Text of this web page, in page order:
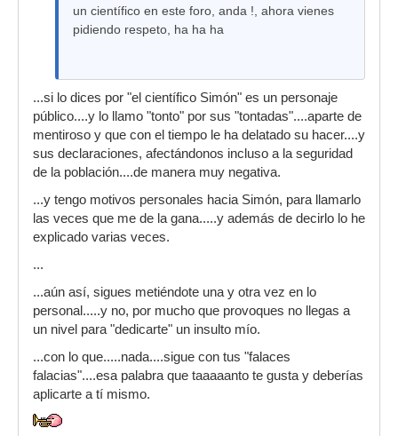
un científico en este foro, anda !, ahora vienes
pidiendo respeto, ha ha ha
...si lo dices por "el científico Simón" es un personaje
público....y lo llamo "tonto" por sus "tontadas"....aparte de
mentiroso y que con el tiempo le ha delatado su hacer....y
sus declaraciones, afectándonos incluso a la seguridad
de la población....de manera muy negativa.
...y tengo motivos personales hacia Simón, para llamarlo
las veces que me de la gana.....y además de decirlo lo he
explicado varias veces.
...
...aún así, sigues metiéndote una y otra vez en lo
personal.....y no, por mucho que provoques no llegas a
un nivel para "dedicarte" un insulto mío.
...con lo que.....nada....sigue con tus "falaces
falacias"....esa palabra que taaaaanto te gusta y deberías
aplicarte a tí mismo.